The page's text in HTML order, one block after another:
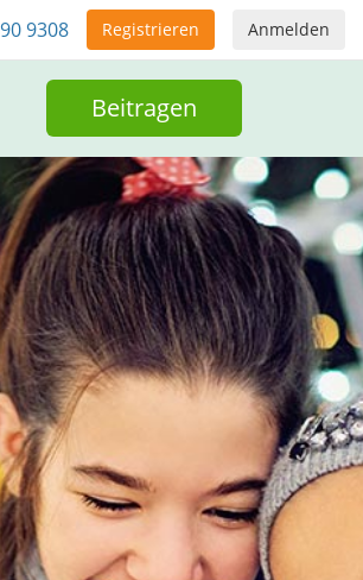
Anmelden
Registrieren
9308
Beitragen